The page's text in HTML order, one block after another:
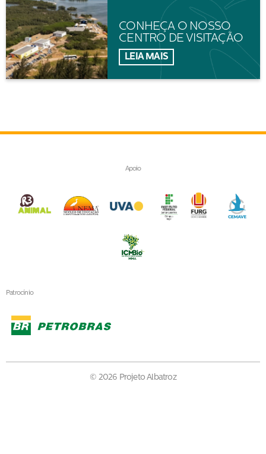
CONHEÇA O NOSSO
CENTRO DE VISITAÇÃO
LEIA MAIS
Apoio
Patrocínio
© 2026 Projeto Albatroz